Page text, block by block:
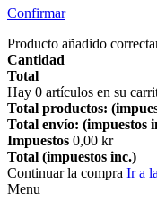
Confirmar
Producto añadido
Cantidad
Total
Hay 0 artículos en su
Total productos:
Total envío: (impuestos
Impuestos 0,00 kr
Total (impuestos inc.)
Continuar la compra Ir a
Menu